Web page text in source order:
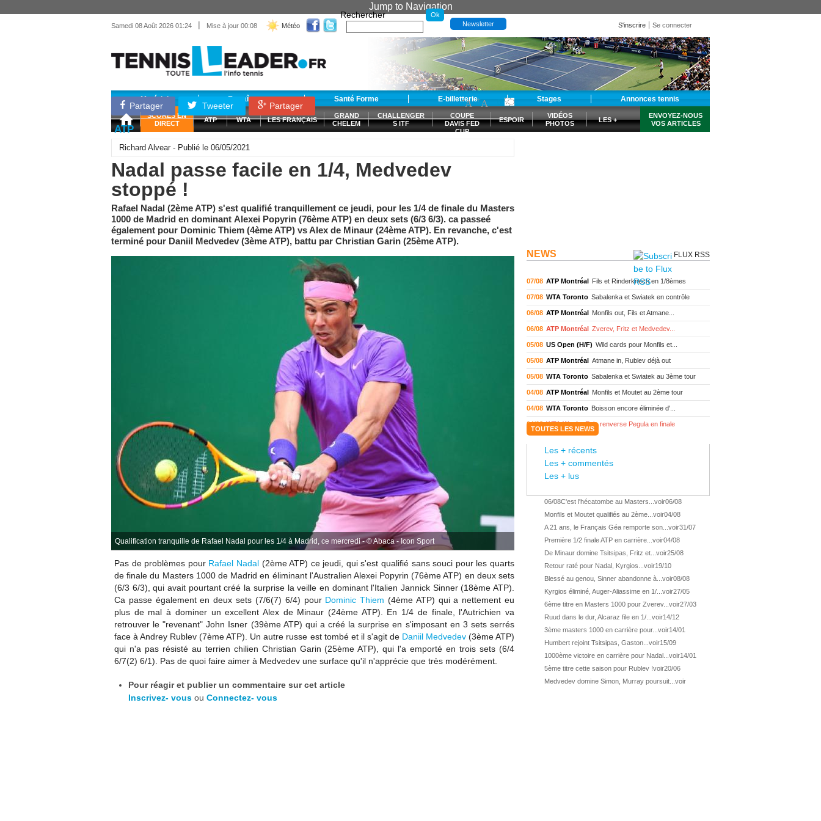
Jump to Navigation
Samedi 08 Août 2026 01:24 | Mise à jour 00:08 Météo
Rechercher
Newsletter S'inscrire Se connecter
Matériel Entraînement Santé Forme E-billetterie Stages Annonces tennis
SCORES EN
DIRECT
ATP WTA LES FRANÇAIS
GRAND
CHELEM
CHALLENGER
S ITF
COUPE
DAVIS FED
CUP
ESPOIR
VIDÉOS
PHOTOS
LES +
ENVOYEZ-NOUS
VOS ARTICLES
Partager Tweeter Partager
-A +A
ATP
Richard Alvear - Publié le 06/05/2021
Nadal passe facile en 1/4, Medvedev
stoppé !
Rafael Nadal (2ème ATP) s'est qualifié tranquillement ce jeudi, pour les 1/4 de finale du Masters
1000 de Madrid en dominant Alexei Popyrin (76ème ATP) en deux sets (6/3 6/3). ca passeé
également pour Dominic Thiem (4ème ATP) vs Alex de Minaur (24ème ATP). En revanche, c'est
terminé pour Daniil Medvedev (3ème ATP), battu par Christian Garin (25ème ATP).
Qualification tranquille de Rafael Nadal pour les 1/4 à Madrid, ce mercredi - © Abaca - Icon Sport
Pas de problèmes pour Rafael Nadal(2ème ATP) ce jeudi, qui s'est qualifié sans souci pour les quarts
de finale du Masters 1000 de Madrid en éliminant l'Australien Alexei Popyrin (76ème ATP) en deux sets
(6/3 6/3), qui avait pourtant créé la surprise la veille en dominant l'Italien Jannick Sinner (18ème ATP).
Ca passe également en deux sets (7/6(7) 6/4) pour Dominic Thiem (4ème ATP) qui a nettement eu
plus de mal à dominer un excellent Alex de Minaur (24ème ATP). En 1/4 de finale, l'Autrichien va
retrouver le "revenant" John Isner (39ème ATP) qui a créé la surprise en s'imposant en 3 sets serrés
face à Andrey Rublev (7ème ATP). Un autre russe est tombé et il s'agit de Daniil Medvedev(3ème ATP)
qui n'a pas résisté au terrien chilien Christian Garin (25ème ATP), qui l'a emporté en trois sets (6/4
6/7(2) 6/1). Pas de quoi faire aimer à Medvedev une surface qu'il n'apprécie que très modérément.
Pour réagir et publier un commentaire sur cet article
Inscrivez- vous ou Connectez- vous
NEWS FLUX RSS
07/08 ATP Montréal Fils et Rinderknech en 1/8èmes
07/08 WTA Toronto Sabalenka et Swiatek en contrôle
06/08 ATP Montréal Monfils out, Fils et Atmane...
06/08 ATP Montréal Zverev, Fritz et Medvedev...
05/08 US Open (H/F) Wild cards pour Monfils et...
05/08 ATP Montréal Atmane in, Rublev déjà out
05/08 WTA Toronto Sabalenka et Swiatek au 3ème tour
04/08 ATP Montréal Monfils et Moutet au 2ème tour
04/08 WTA Toronto Boisson encore éliminée d'...
04/08 WTA Wash. Eala renverse Pegula en finale
WTA Memphis Liutova, 16 ans et déjà titrée
ATP Wash.
WTA Wash. Eala domine Svitolina
ATP Wash. De Minaur éliminé en 1/4
ATP Los Cabos 1ère 1/2 finale pour Géa
WTA Washington Svitolina et Pegula en 1/4
ATP Wash. Pas de 1/4 pour Humbert et Atmane
ATP Washington De Minaur domine Tsitsipas
WTA Washington Fernandez débute bien
ATP Washington Fritz et Musetti en 1/8èmes
ATP Estoril Van Assche remporte son 1er...
TOUTES LES NEWS
Les + récents
Les + commentés
Les + lus
06/08C'est l'hécatombe au Masters... voir06/08
Monfils et Moutet qualifiés au 2ème... voir04/08
A 21 ans, le Français Géa remporte son... voir31/07
Première 1/2 finale ATP en carrière... voir04/08
De Minaur domine Tsitsipas, Fritz et... voir25/08
Retour raté pour Nadal, Kyrgios... voir19/10
Blessé au genou, Sinner abandonne à... voir08/08
Kyrgios éliminé, Auger-Aliassime en 1/... voir27/05
6ème titre en Masters 1000 pour Zverev... voir27/03
Ruud dans le dur, Alcaraz file en 1/... voir14/12
3ème masters 1000 en carrière pour... voir14/01
Humbert rejoint Tsitsipas, Gaston... voir15/09
1000ème victoire en carrière pour Nadal... voir14/01
5ème titre cette saison pour Rublev !voir20/06
Medvedev domine Simon, Murray poursuit... voir